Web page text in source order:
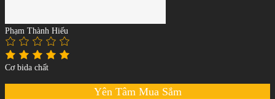
Phạm Thành Hiếu
Cơ bida chất
Yên Tâm Mua Sắm